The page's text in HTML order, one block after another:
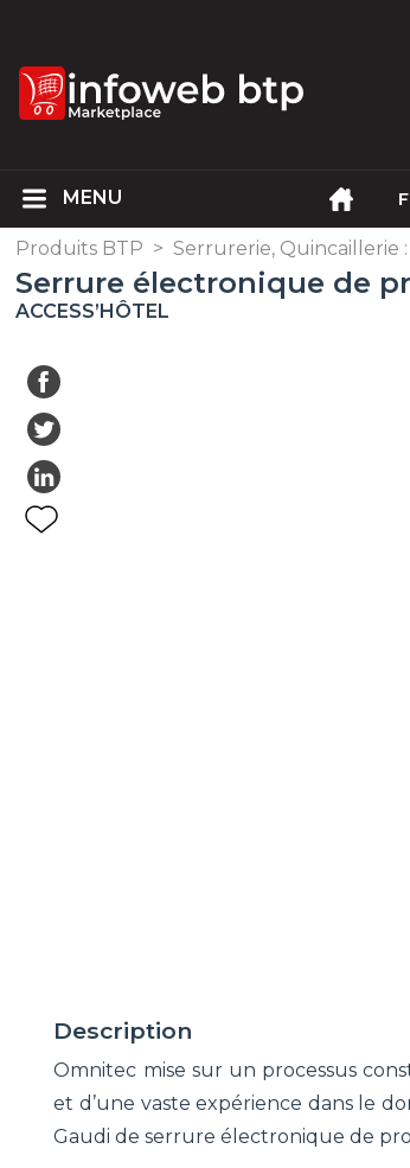
Produits BTP > Serrurerie, Quincaillerie
Serrure électronique de
ACCESS’HÔTEL
Description
Omnitec mise sur un processus
et d’une vaste expérience dans le
Gaudi de serrure électronique de